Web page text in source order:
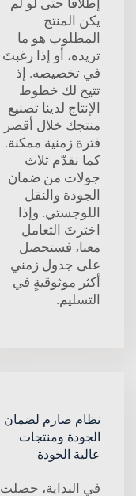
يكن المنتج
المطلوب هو ما
تريده، أو إذا رغبتَ
في تخصيصه. إذ
تتيح لك خطوط
الإنتاج لدينا تصنيع
منتجك خلال أقصر
فترة زمنية ممكنة.
كما نقدّم ثلاث
جولات من ضمان
الجودة والنقل
اللوجستي. وإذا
اخترتَ التعامل
معنا، فستحصل
على جدول زمني
أكثر موثوقيةٍ في
التسليم.
نظام صارم لضمان
الجودة ومنتجات
عالية الجودة
في البداية، حصلت